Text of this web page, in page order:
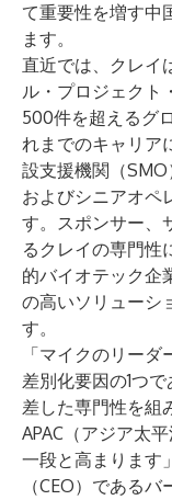
て重要性を増す中
ます。
直近では、クレイ
ル・プロジェクト
500件を超えるグ
れまでのキャリア
設支援機関（SMO
およびシニアオペ
す。スポンサー、
るクレイの専門性
的バイオテック企
の高いソリューシ
す。
「マイクのリー
差別化要因の1つ
差した専門性を組
APAC（アジア太
一段と高まります
（CEO）であるバ